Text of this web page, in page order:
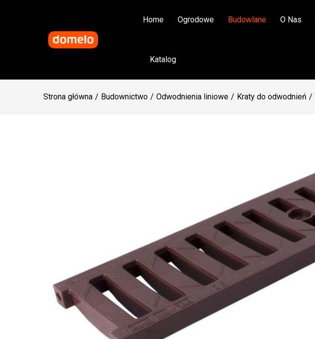
Home Ogrodowe Budowlane O Nas
Katalog
Strona główna Budownictwo Odwodnienia liniowe Kraty do odwodnień